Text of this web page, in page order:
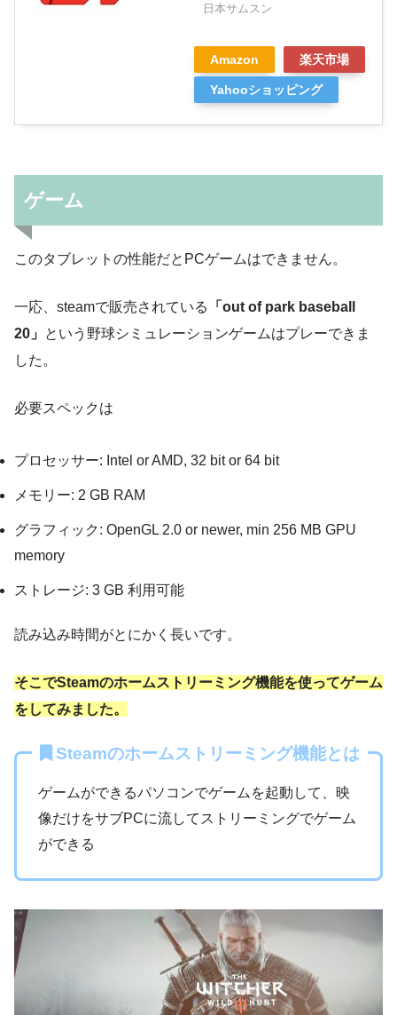
日本サムスン
Amazon 楽天市場
Yahooショッピング
ゲーム
このタブレットの性能だとPCゲームはできません。
一応、steamで販売されている
「out of park baseball
20」 という野球シミュレーションゲームはプレーできま
した。
必要スペックは
プロセッサー: Intel or AMD, 32 bit or 64 bit
メモリー: 2 GB RAM
グラフィック: OpenGL 2.0 or newer, min 256 MB GPU
memory
ストレージ: 3 GB 利用可能
読み込み時間がとにかく長いです。
そこでSteamのホームストリーミング機能を使ってゲーム
をしてみました。
Steamのホームストリーミング機能とは
ゲームができるパソコンでゲームを起動して、映
像だけをサブPCに流してストリーミングでゲーム
ができる